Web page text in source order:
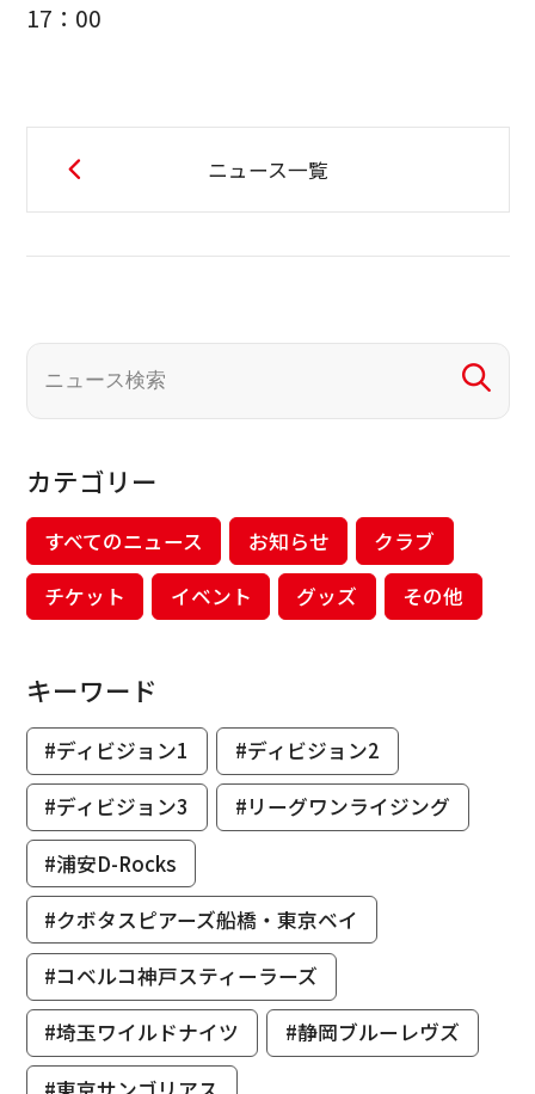
17：00
ニュース一覧
カテゴリー
すべてのニュース お知らせ
クラブ
チケット
イベント グッズ その他
キーワード
#ディビジョン1
#ディビジョン2
#ディビジョン3
#リーグワンライジング
#浦安D-Rocks
#クボタスピアーズ船橋・東京ベイ
#コベルコ神戸スティーラーズ
#埼玉ワイルドナイツ
#静岡ブルーレヴズ